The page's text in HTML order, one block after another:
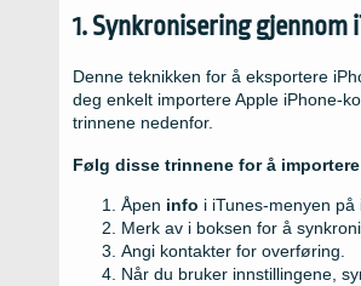
1. Synkronisering gjennom
Denne teknikken for å eksportere
deg enkelt importere Apple iPhone-
trinnene nedenfor.
Følg disse trinnene for å
Åpen info i iTunes-menyen på
Merk av i boksen for å
Angi kontakter for overføring.
Når du bruker innstillingene,